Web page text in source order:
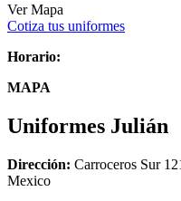
Ver Mapa
Cotiza tus uniformes
Horario:
MAPA
Uniformes Julián
Dirección: Carroceros Sur
Mexico